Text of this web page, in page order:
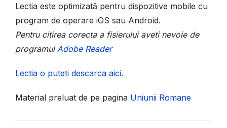
Lectia este optimizată pentru dispozitive mobile cu
program de operare iOS sau Android.
Pentru citirea corecta a fisierului aveti nevoie de
programulAdobe Reader
Lectia o puteti descarca aici.
Material preluat de pe pagina Uniunii Romane